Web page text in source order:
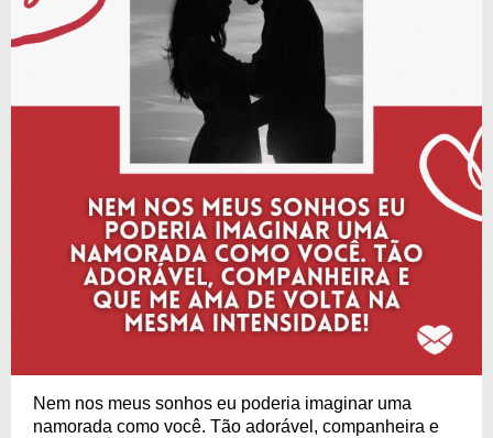
Nem nos meus sonhos eu poderia imaginar uma
namorada como você. Tão adorável, companheira e